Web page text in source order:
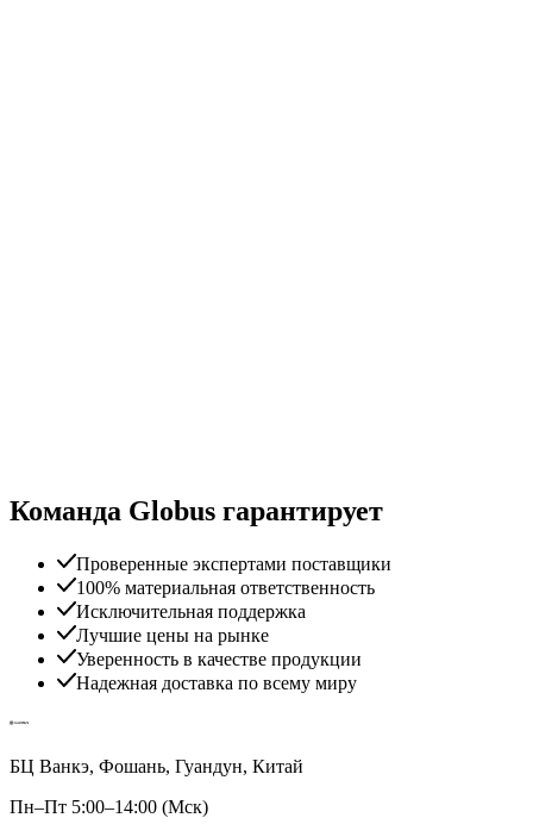
Команда Globus гарантирует
Проверенные экспертами поставщики
100% материальная ответственность
Исключительная поддержка
Лучшие цены на рынке
Уверенность в качестве продукции
Надежная доставка по всему миру
БЦ Ванкэ, Фошань, Гуандун, Китай
Пн–Пт 5:00–14:00 (Мск)